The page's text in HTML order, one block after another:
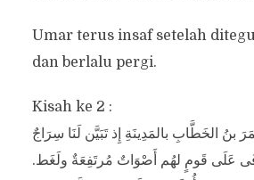
Umar terus insaf setelah
dan berlalu pergi.
Kisah ke 2 :
الخَطَّابِ بالمَدِينَةِ إِذ تَبَيَّن لَنَا سِرَاجٌ
عَلَى قَومٍ لهُم أَصْوَاتٌ مُرتَفِعَةٌ ولَغَط.